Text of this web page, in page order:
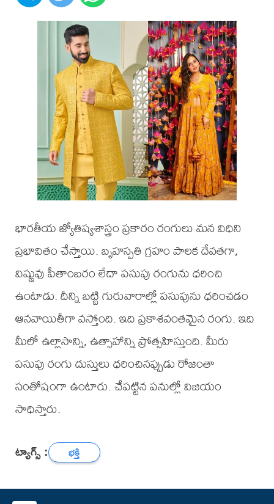
భారతీయ జ్యోతిష్యశాస్త్రం ప్రకారం రంగులు మన విధిని
ప్రభావితం చేస్తాయి. బృహస్పతి గ్రహం పాలక దేవతగా,
విష్ణువు పీతాంబరం లేదా పసుపు రంగును ధరించి
ఉంటాడు. దీన్ని బట్టి గురువారాల్లో పసుపును ధరించడం
ఆనవాయితీగా వస్తోంది. ఇది ప్రకాశవంతమైన రంగు. ఇది
మీలో ఉల్లాసాన్ని, ఉత్సాహాన్ని ప్రోత్సహిస్తుంది. మీరు
పసుపు రంగు దుస్తులు ధరించినప్పుడు రోజంతా
సంతోషంగా ఉంటారు. చేపట్టిన పనుల్లో విజయం
సాధిస్తారు.
ట్యాగ్స్ : భక్తి